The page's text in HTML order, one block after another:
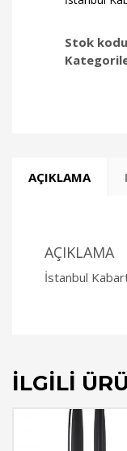
Stok
AÇIKLAMA
AÇIKLAMA
İstanbul
İLGILI